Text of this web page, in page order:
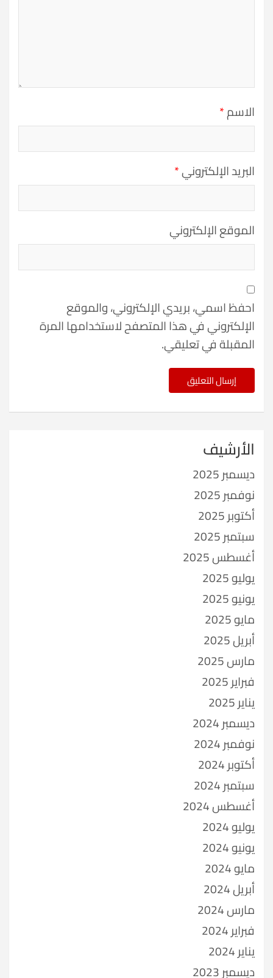
الاسم*
البريد الإلكتروني*
الموقع الإلكتروني
احفظ اسمي، بريدي الإلكتروني، والموقع
الإلكتروني في هذا المتصفح لاستخدامها المرة
المقبلة في تعليقي.
الأرشيف
ديسمبر 2025
نوفمبر 2025
أكتوبر 2025
سبتمبر 2025
أغسطس 2025
يوليو 2025
يونيو 2025
مايو 2025
أبريل 2025
مارس 2025
فبراير 2025
يناير 2025
ديسمبر 2024
نوفمبر 2024
أكتوبر 2024
سبتمبر 2024
أغسطس 2024
يوليو 2024
يونيو 2024
مايو 2024
أبريل 2024
مارس 2024
فبراير 2024
يناير 2024
ديسمبر 2023